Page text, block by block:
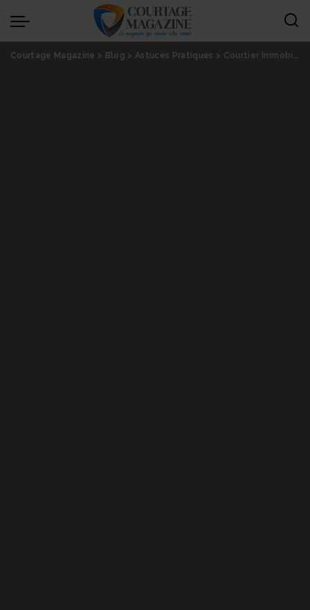
Panneau de gestion des cookies
Courtage Magazine > Blog > Astuces Pratiques > Courtier Immobilier